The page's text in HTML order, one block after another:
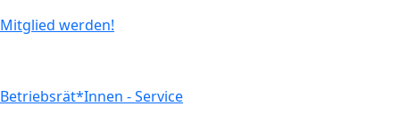
Mitglied werden!
Betriebsrät*Innen - Service